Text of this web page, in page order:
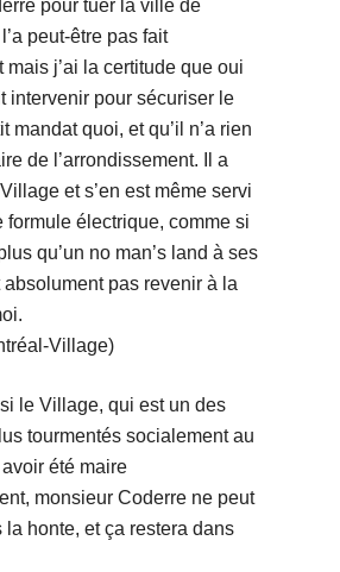
pour tuer la ville de
peut-être pas fait
mais j’ai la certitude que oui
intervenir pour sécuriser le
mandat quoi, et qu’il n’a rien
de l’arrondissement. Il a
et s’en est même servi
formule électrique, comme si
qu’un no man’s land à ses
pas revenir à la
Village)
le Village, qui est un des
tourmentés socialement au
été maire
monsieur Coderre ne peut
la honte, et ça restera dans